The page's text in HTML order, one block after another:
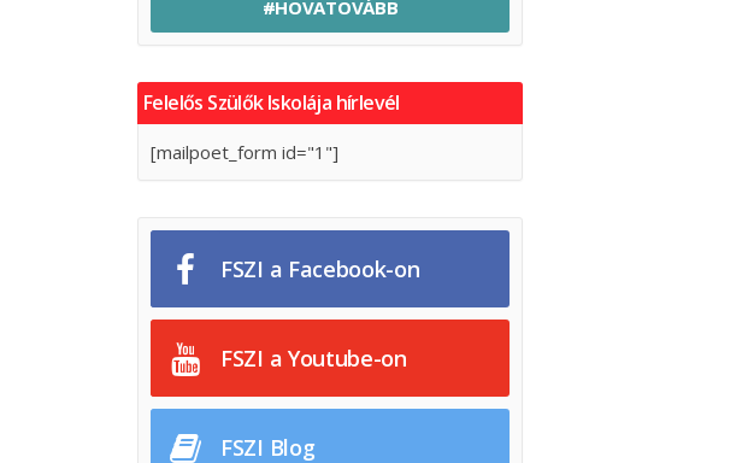
#HOVATOVÁBB
Felelős Szülők Iskolája hírlevél
[mailpoet_form id="1"]
FSZI a Facebook-on
FSZI a Youtube-on
FSZI Blog